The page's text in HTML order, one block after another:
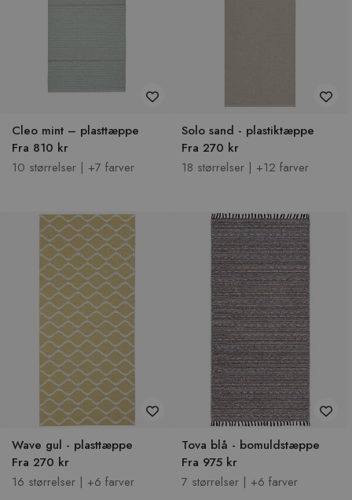
Cleo mint – plasttæppe
Fra 810 kr
10 størrelser | +7 farver
Solo sand - plastiktæppe
Fra 270 kr
18 størrelser | +12 farver
Wave gul - plasttæppe
Fra 270 kr
16 størrelser | +6 farver
Tova blå - bomuldstæppe
Fra 975 kr
7 størrelser | +6 farver